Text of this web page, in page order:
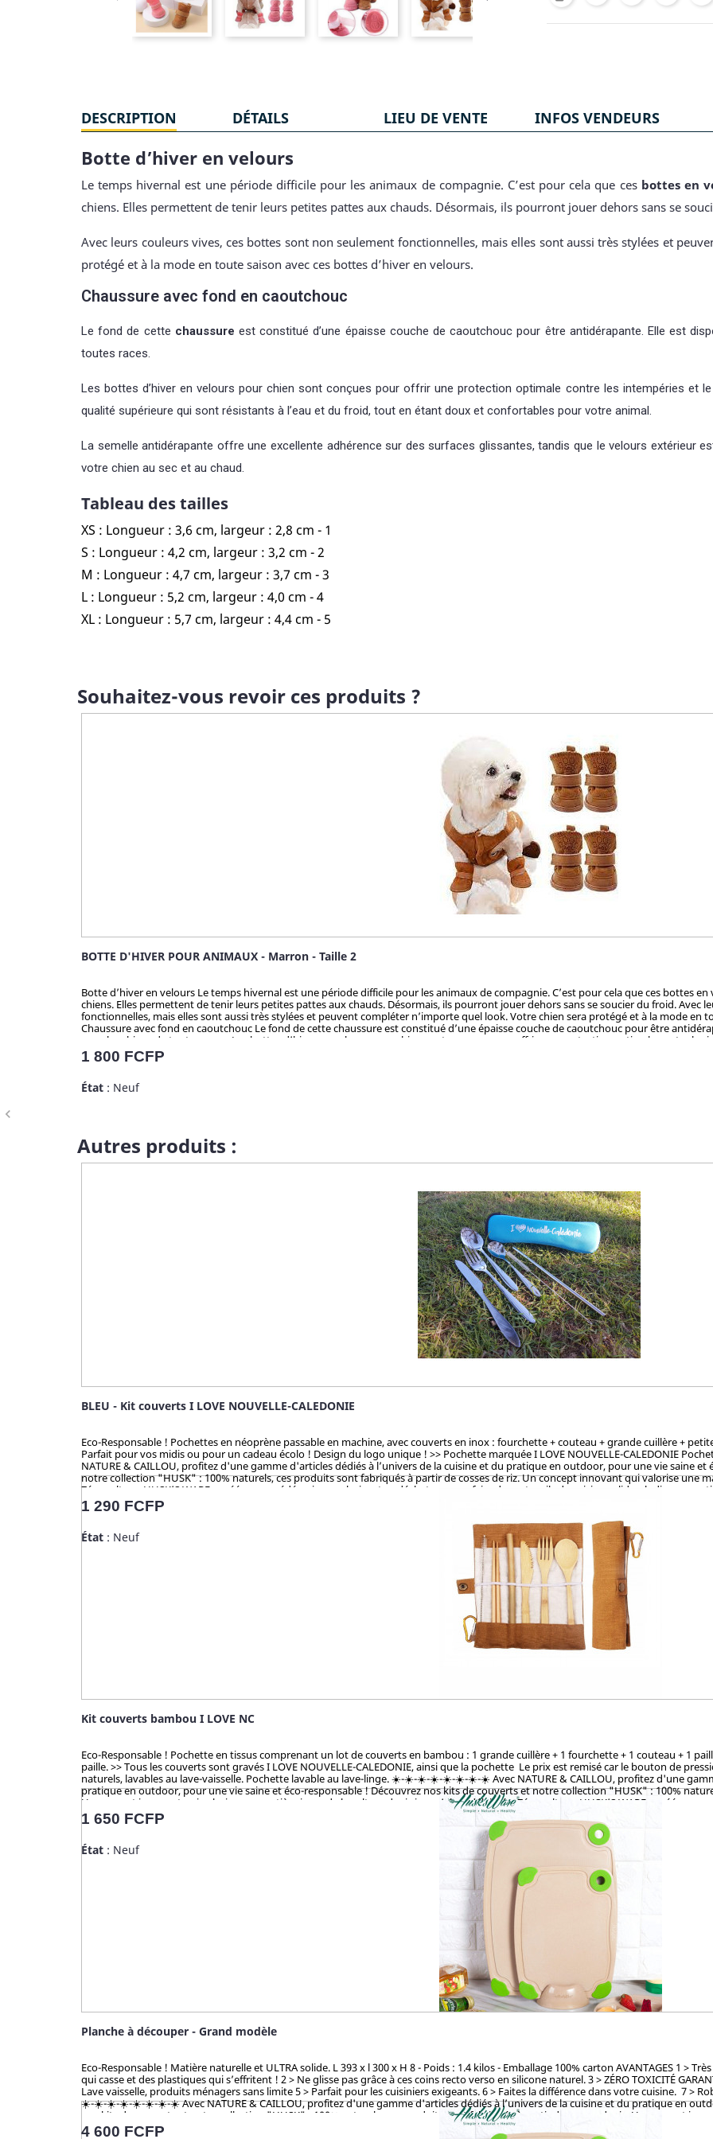
navigate_before
DESCRIPTION DÉTAILS LIEU DE VENTE INFOS VENDEURS
Botte d’hiver en velours
Le temps hivernal est une période difficile pour les animaux de compagnie. C’est pour cela que ces bottes en
chiens. Elles permettent de tenir leurs petites pattes aux chauds. Désormais, ils pourront jouer dehors sans se
Avec leurs couleurs vives, ces bottes sont non seulement fonctionnelles, mais elles sont aussi très stylées et
protégé et à la mode en toute saison avec ces bottes d’hiver en velours.
Chaussure avec fond en caoutchouc
Le fond de cette chaussure est constitué d’une épaisse couche de caoutchouc pour être antidérapante. Elle est
toutes races.
Les bottes d’hiver en velours pour chien sont conçues pour offrir une protection optimale contre les intempéries et
qualité supérieure qui sont résistants à l’eau et du froid, tout en étant doux et confortables pour votre animal.
La semelle antidérapante offre une excellente adhérence sur des surfaces glissantes, tandis que le velours extérieur
votre chien au sec et au chaud.
Tableau des tailles
XS : Longueur : 3,6 cm, largeur : 2,8 cm - 1
S : Longueur : 4,2 cm, largeur : 3,2 cm - 2
M : Longueur : 4,7 cm, largeur : 3,7 cm - 3
L : Longueur : 5,2 cm, largeur : 4,0 cm - 4
XL : Longueur : 5,7 cm, largeur : 4,4 cm - 5
Souhaitez-vous revoir ces produits ?
BOTTE D'HIVER POUR ANIMAUX - Marron - Taille 2
Botte d’hiver en velours Le temps hivernal est une période difficile pour les animaux de compagnie. C’est pour cela que ces bottes
chiens. Elles permettent de tenir leurs petites pattes aux chauds. Désormais, ils pourront jouer dehors sans se soucier du froid. Avec
fonctionnelles, mais elles sont aussi très stylées et peuvent compléter n’importe quel look. Votre chien sera protégé et à la mode en
Chaussure avec fond en caoutchouc Le fond de cette chaussure est constitué d’une épaisse couche de caoutchouc pour être antidérapante. Elle est disponible dans une variété de tailles
pour les chiens de toutes races. Les bottes d’hiver en velours pour chien sont conçues pour offrir une protection optimale contre les
matériaux de qualité supérieure qui sont résistants à l’eau et du froid, tout en étant doux et confortables pour votre animal. La
surfaces glissantes, tandis que le velours extérieur est respirant et imperméable pour garder les pattes de votre chien au sec et au chaud. Tableau des tailles XS : Longueur : 3,6 cm,
Prix
1 800 FCFP
État : Neuf
Autres produits :
BLEU - Kit couverts I LOVE NOUVELLE-CALEDONIE
Eco-Responsable ! Pochettes en néoprène passable en machine, avec couverts en inox : fourchette + couteau + grande cuillère +
Parfait pour vos midis ou pour un cadeau écolo ! Design du logo unique ! >> Pochette marquée I LOVE NOUVELLE-CALEDONIE
NATURE & CAILLOU, profitez d'une gamme d'articles dédiés à l’univers de la cuisine et du pratique en outdoor, pour une vie saine
notre collection "HUSK" : 100% naturels, ces produits sont fabriqués à partir de cosses de riz. Un concept innovant qui valorise une
Zéro culture, HUSK’S WARE a créé un procédé unique valorisant ce déchet pour en faire des ustencils de cuisine solides, ludiques,
en bambou qui contiennent du mélaminé pour la coloration et le vernis, ces articles en cosse de riz sont 100% naturels, vertueux,
analysé et certifié par la TUV (Allemagne), SGS (Suisse), BOKEN (Japon), CTI (Chine), FDA (USA) pour ses hauts standards en eco-
Prix
1 290 FCFP
État : Neuf
Kit couverts bambou I LOVE NC
Eco-Responsable ! Pochette en tissus comprenant un lot de couverts en bambou : 1 grande cuillère + 1 fourchette + 1 couteau + 1
paille. >> Tous les couverts sont gravés I LOVE NOUVELLE-CALEDONIE, ainsi que la pochette Le prix est remisé car le bouton de
naturels, lavables au lave-vaisselle. Pochette lavable au lave-linge. ☀️-☀️-☀️-☀️-☀️-☀️-☀️-☀️ Avec NATURE & CAILLOU, profitez d'une
pratique en outdoor, pour une vie saine et éco-responsable ! Découvrez nos kits de couverts et notre collection "HUSK" : 100%
Un concept innovant qui valorise une matière issue de la culture de riz jusqu’alors délaissée. Zéro culture, HUSK’S WARE a créé un
ustencils de cuisine solides, ludiques, pratiques et durables. Contrairement aux nombreux articles en bambou qui contiennent du
cosse de riz sont 100% naturels, vertueux, totalement sains et 100% biodégradables. Breveté : procédé analysé et certifié par la TUV
Prix
1 650 FCFP
État : Neuf
Planche à découper - Grand modèle
Eco-Responsable ! Matière naturelle et ULTRA solide. L 393 x l 300 x H 8 - Poids : 1.4 kilos - Emballage 100% carton AVANTAGES 1 >
qui casse et des plastiques qui s’effritent ! 2 > Ne glisse pas grâce à ces coins recto verso en silicone naturel. 3 > ZÉRO TOXICITÉ
Lave vaisselle, produits ménagers sans limite 5 > Parfait pour les cuisiniers exigeants. 6 > Faites la différence dans votre cuisine. 7 >
☀️-☀️-☀️-☀️-☀️-☀️-☀️-☀️ Avec NATURE & CAILLOU, profitez d'une gamme d'articles dédiés à l’univers de la cuisine et du pratique en
nos kits de couverts et notre collection "HUSK" : 100% naturels, ces produits sont fabriqués à partir de cosses de riz. Un concept
jusqu’alors délaissée. Zéro culture, HUSK’S WARE a créé un procédé unique valorisant ce déchet pour en faire des ustencils de
Prix
4 600 FCFP